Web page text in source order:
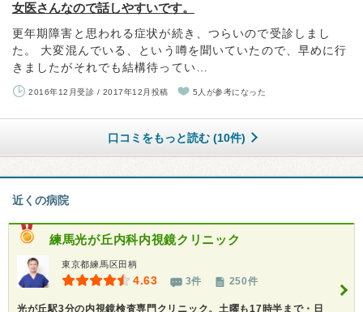
女医さんなので話しやすいです。
更年期障害と思われる症状が続き、つらいので受診しまし
た。 大変混んでいる、という噂を聞いていたので、早めに行
きましたがそれでも結構待ってい…
2016年12月受診 / 2017年12月投稿 5人が参考になった
口コミをもっと読む (10件)
近くの病院
練馬光が丘内科内視鏡クリニック
東京都練馬区田柄
4.63 3件 250件
光が丘駅3分の内視鏡検査専門クリニック。土曜も17時半まで・日